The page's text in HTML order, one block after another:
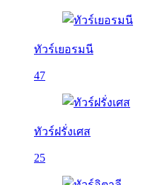
ทัวร์เยอรมนี
47
ทัวร์ฝรั่งเศส
25